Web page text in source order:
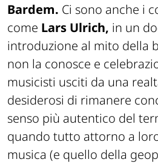
Bardem. Ci sono anche i
come Lars Ulrich, in un
introduzione al mito della
non la conosce e
musicisti usciti da una
desiderosi di rimanere
senso più autentico del
quando tutto attorno a
musica (e quello della